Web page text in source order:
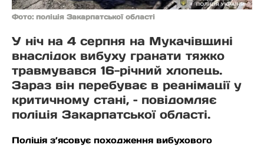
Фото: поліція Закарпатської області
У ніч на 4 серпня на Мукачівщині
внаслідок вибуху гранати тяжко
травмувався 16-річний хлопець.
Зараз він перебуває в реанімації у
критичному стані, – повідомляє
поліція Закарпатської області.
Поліція з’ясовує походження вибухового